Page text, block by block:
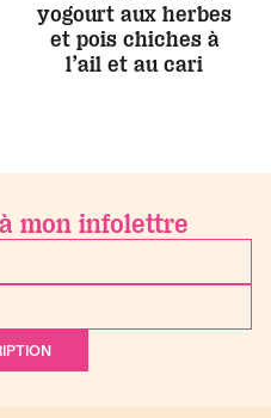
yogourt aux herbes
et pois chiches à
l’ail et au cari
mon infolettre